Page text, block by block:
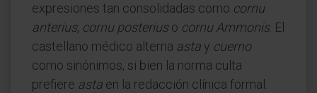
expresiones tan consolidadas como cornu
anterius, cornu posteriuso cornu Ammonis. El
castellano médico alterna astay cuerno
como sinónimos, si bien la norma culta
prefiere asta en la redacción clínica formal.